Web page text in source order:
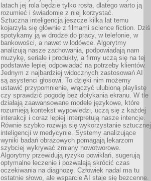
latach jej rola będzie tylko rosła, dlatego warto ją
rozumieć i świadomie z niej korzystać.
Sztuczna inteligencja jeszcze kilka lat temu
kojarzyła się głównie z filmami science fiction. Dziś
spotykamy ją w drodze do pracy, w telefonie, w
bankowości, a nawet w lodówce. Algorytmy
analizują nasze zachowania, podpowiadają nam
muzykę, seriale i produkty, a firmy uczą się na tej
podstawie lepiej odpowiadać na potrzeby klientów.
Jednym z najbardziej widocznych zastosowań AI
są asystenci głosowi. To dzięki nim możemy
ustawić przypomnienie, włączyć ulubioną playlistę
czy sprawdzić pogodę bez dotykania ekranu. W tle
działają zaawansowane modele językowe, które
rozumieją kontekst wypowiedzi, uczą się z każdej
interakcji i coraz lepiej interpretują nasze intencje.
Równie szybko rozwija się wykorzystanie sztucznej
inteligencji w medycynie. Systemy analizujące
wyniki badań obrazowych pomagają lekarzom
szybciej wykrywać zmiany nowotworowe.
Algorytmy przewidują ryzyko powikłań, sugerują
optymalne leczenie i pozwalają skrócić czas
oczekiwania na diagnozę. Człowiek nadal ma tu
ostatnie słowo, ale wsparcie AI staje się bezcenne.